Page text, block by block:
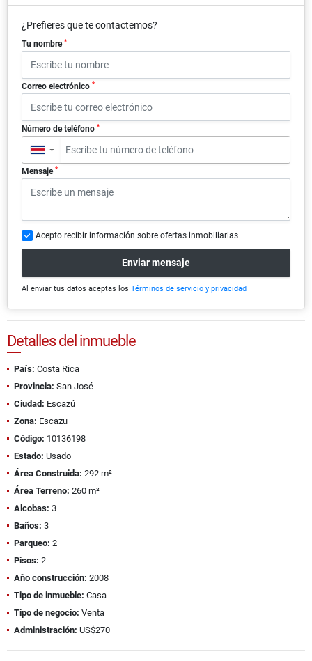
¿Prefieres que te contactemos?
Tu nombre *
Correo electrónico *
Número de teléfono *
▼
Mensaje *
Acepto recibir información sobre ofertas inmobiliarias
Enviar mensaje
Al enviar tus datos aceptas los Términos de servicio y privacidad
Detalles del inmueble
País: Costa Rica
Provincia: San José
Ciudad: Escazú
Zona: Escazu
Código: 10136198
Estado: Usado
Área Construida: 292 m²
Área Terreno: 260 m²
Alcobas: 3
Baños: 3
Parqueo: 2
Pisos: 2
Año construcción: 2008
Tipo de inmueble: Casa
Tipo de negocio: Venta
Administración: US$270